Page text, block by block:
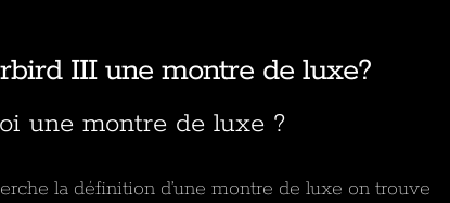
III une montre de luxe?
une montre de luxe ?
la définition d’une montre de luxe on trouve